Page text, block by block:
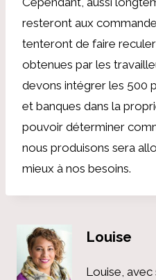
resteront aux
tenteront de faire
obtenues par les
devons intégrer les 500
et banques dans la
pouvoir déterminer
nous produisons sera
mieux à nos besoins.
Louise
Louise,